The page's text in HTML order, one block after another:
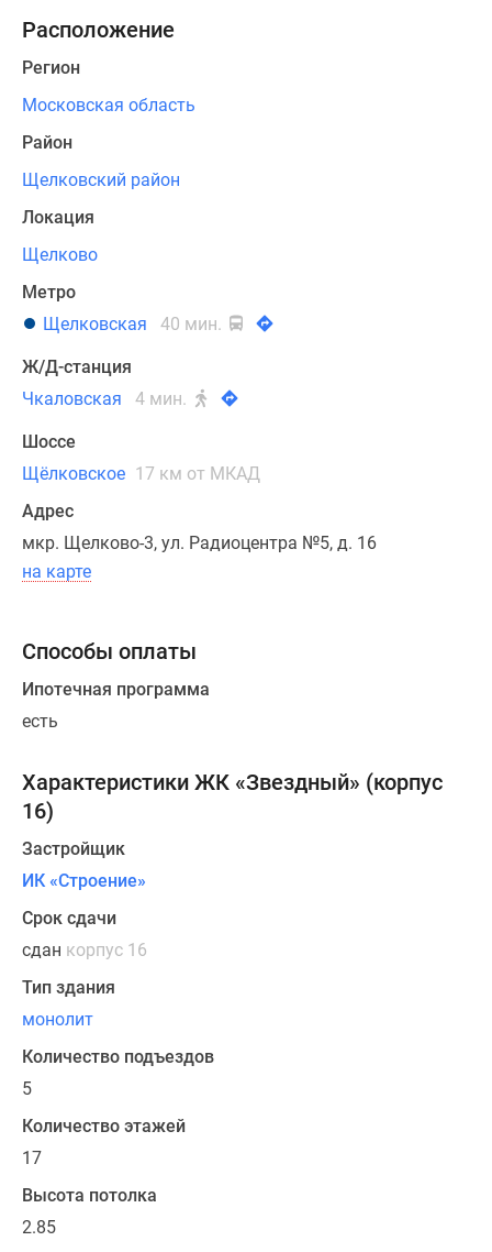
новостройкой
Подмосковья
шести
критериям:
стоимости
жилья,
месторасположению,
экологии,
района,
транспортной
планировке
квартир.
В
доме
спроектированы
студии,
двухкомнатные
трехкомнатные
квартиры
метражом
от
до
101,65
кв.
м.
Всего
квартир.
На
верхних
квартиры
с
прекрасными
характеристиками.
За
дополнительную
Расположение
Регион
Московская область
Район
Щелковский район
Локация
Щелково
Метро
Щелковская
40 мин.
Ж/Д-станция
Чкаловская
4 мин.
Шоссе
Щёлковское 17 км от МКАД
Адрес
мкр. Щелково-3, ул. Радиоцентра №5, д. 16
на карте
Способы оплаты
Ипотечная программа
есть
Характеристики ЖК «Звездный» (корпус
16)
Застройщик
ИК «Строение»
Срок сдачи
сдан корпус 16
Тип здания
монолит
Количество подъездов
5
Количество этажей
17
Высота потолка
2.85